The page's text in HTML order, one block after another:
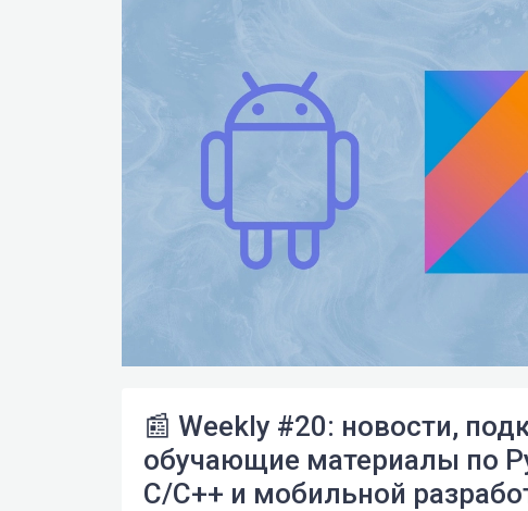
📰 Weekly #20: новости,
обучающие материалы по
C/C++ и мобильной